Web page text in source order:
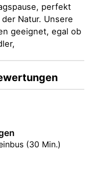
perfekt
Natur. Unsere
geeignet, egal ob
(30 Min.)